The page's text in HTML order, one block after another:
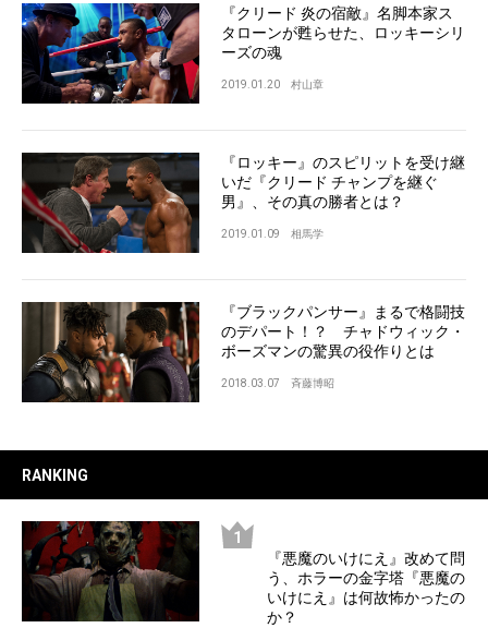
『クリード 炎の宿敵』名脚本家ス
タローンが甦らせた、ロッキーシリ
ーズの魂
2019.01.20 村山章
『ロッキー』のスピリットを受け継
いだ『クリード チャンプを継ぐ
男』、その真の勝者とは？
2019.01.09 相馬学
『ブラックパンサー』まるで格闘技
のデパート！？ チャドウィック・
ボーズマンの驚異の役作りとは
2018.03.07 斉藤博昭
RANKING
『悪魔のいけにえ』改めて問
う、ホラーの金字塔『悪魔の
いけにえ』は何故怖かったの
か？